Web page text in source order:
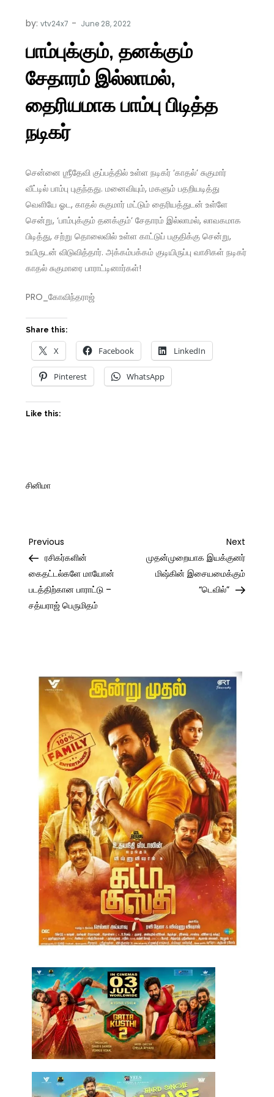
by:vtv24x7
பாம்புக்கும், தனக்கும்
சேதாரம் இல்லாமல்,
தைரியமாக பாம்பு பிடித்த
நடிகர்
சென்னை ஶ்ரீதேவி குப்பத்தில் உள்ள நடிகர் ‘காதல்’ சுகுமார்
வீட்டில் பாம்பு புகுந்தது. மனைவியும், மகளும் பதறியடித்து
வெளியே ஓட, காதல் சுகுமார் மட்டும் தைரியத்துடன் உள்ளே
சென்று, ‘பாம்புக்கும் தனக்கும்’ சேதாரம் இல்லாமல், லாவகமாக
பிடித்து, சற்று தொலைவில் உள்ள காட்டுப் பகுதிக்கு சென்று,
உயிருடன் விடுவித்தார். அக்கம்பக்கம் குடியிருப்பு வாசிகள் நடிகர்
காதல் சுகுமாரை பாராட்டினார்கள்!
PRO_கோவிந்தராஜ்
Share this:
X Facebook LinkedIn
Pinterest WhatsApp
Like this:
சினிமா
Post
navigation
Previous
Post
Previous
ரசிகர்களின்
கைதட்டல்களே மாயோன்
படத்திற்கான பாராட்டு –
சத்யராஜ் பெருமிதம்
Next
Post
Next
முதன்முறையாக இயக்குனர்
மிஷ்கின் இசையமைக்கும்
“டெவில்”